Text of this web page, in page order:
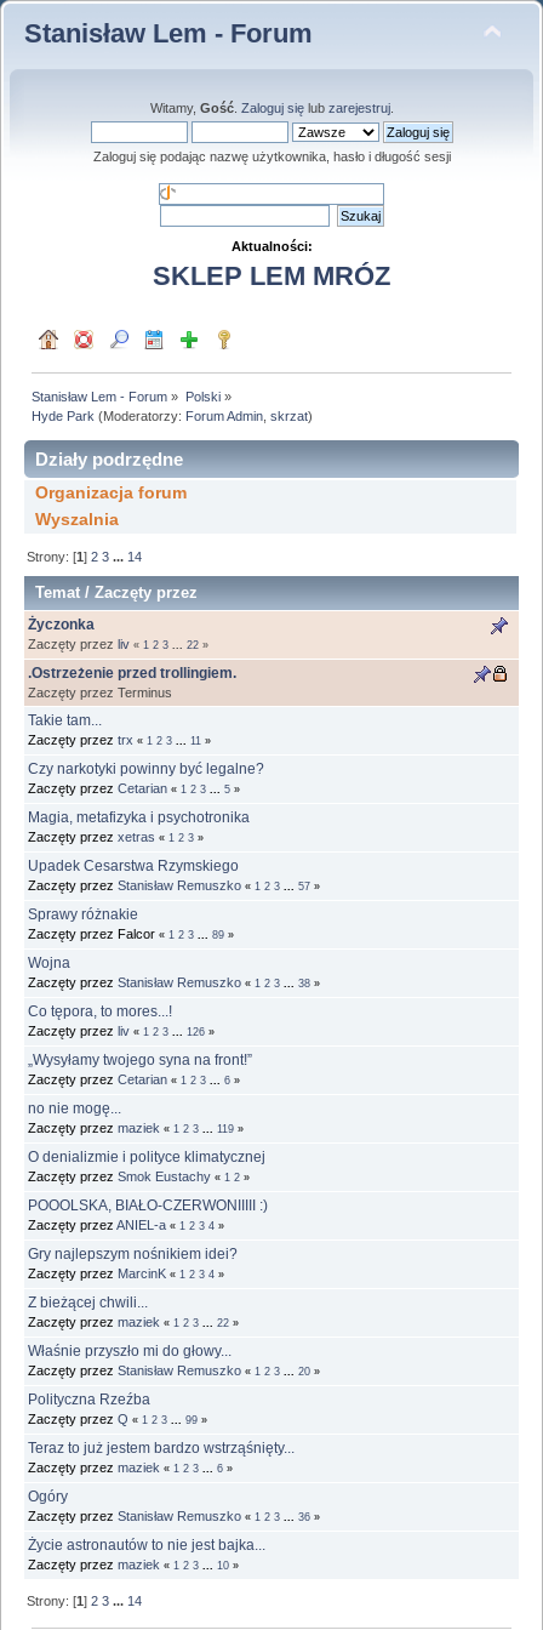
Stanisław Lem - Forum
Witamy, Gość. Zaloguj sięlub zarejestruj.
Zaloguj się podając nazwę użytkownika, hasło i długość sesji
Aktualności:
SKLEP LEM MRÓZ
Stanisław Lem - Forum » Polski»
Hyde Park (Moderatorzy: Forum Admin ,skrzat)
Działy podrzędne
Organizacja forum
Wyszalnia
Strony: [1]2 3 ... 14
Temat/Zaczęty przez
Życzonka
Zaczęty przez liv « 1 2 3 ... 22 »
.Ostrzeżenie przed trollingiem.
Zaczęty przez Terminus
Takie tam...
Zaczęty przez trx « 1 2 3 ... 11 »
Czy narkotyki powinny być legalne?
Zaczęty przez Cetarian « 1 2 3 ... 5 »
Magia, metafizyka i psychotronika
Zaczęty przez xetras « 1 2 3 »
Upadek Cesarstwa Rzymskiego
Zaczęty przez Stanisław Remuszko « 1 2 3 ... 57 »
Sprawy różnakie
Zaczęty przez Falcor « 1 2 3 ... 89 »
Wojna
Zaczęty przez Stanisław Remuszko « 1 2 3 ... 38 »
Co tępora, to mores...!
Zaczęty przez liv « 1 2 3 ... 126 »
„Wysyłamy twojego syna na front!”
Zaczęty przez Cetarian « 1 2 3 ... 6 »
no nie mogę...
Zaczęty przez maziek « 1 2 3 ... 119 »
O denializmie i polityce klimatycznej
Zaczęty przez Smok Eustachy « 1 2 »
POOOLSKA, BIAŁO-CZERWONIIIII :)
Zaczęty przez ANIEL-a « 1 2 3 4 »
Gry najlepszym nośnikiem idei?
Zaczęty przez MarcinK « 1 2 3 4 »
Z bieżącej chwili...
Zaczęty przez maziek « 1 2 3 ... 22 »
Właśnie przyszło mi do głowy...
Zaczęty przez Stanisław Remuszko « 1 2 3 ... 20 »
Polityczna Rzeźba
Zaczęty przez Q « 1 2 3 ... 99 »
Teraz to już jestem bardzo wstrząśnięty...
Zaczęty przez maziek « 1 2 3 ... 6 »
Ogóry
Zaczęty przez Stanisław Remuszko « 1 2 3 ... 36 »
Życie astronautów to nie jest bajka...
Zaczęty przez maziek « 1 2 3 ... 10 »
Strony: [1]2 3 ... 14